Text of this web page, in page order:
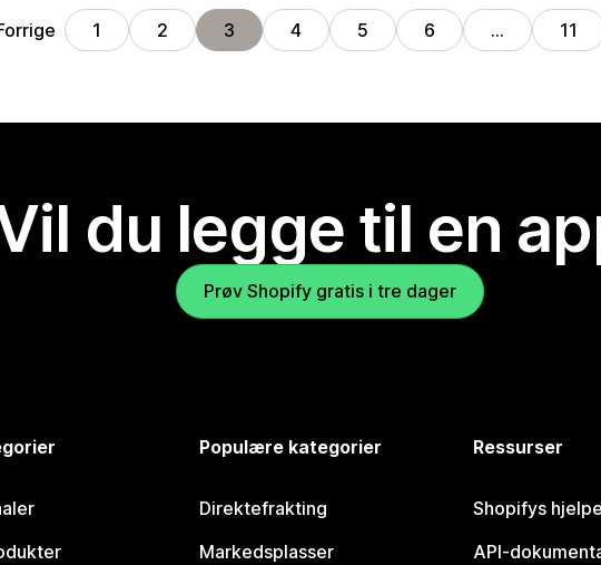
1 2 3 4 5 6 … 11
du legge til en
Prøv Shopify gratis i tre dager
Populære kategorier
Direktefrakting
Markedsplasser
Ressurser
Shopifys
API-